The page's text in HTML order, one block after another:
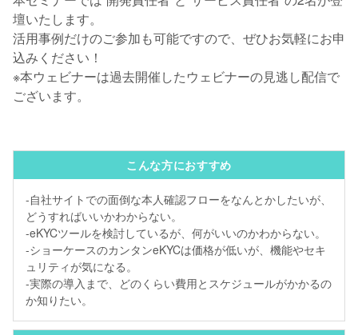
壇いたします。
活用事例だけのご参加も可能ですので、ぜひお気軽にお申
込みください！
※本ウェビナーは過去開催したウェビナーの見逃し配信で
ございます。
こんな方におすすめ
-自社サイトでの面倒な本人確認フローをなんとかしたいが、
どうすればいいかわからない。
-eKYCツールを検討しているが、何がいいのかわからない。
-ショーケースのカンタンeKYCは価格が低いが、機能やセキ
ュリティが気になる。
-実際の導入まで、どのくらい費用とスケジュールがかかるの
か知りたい。